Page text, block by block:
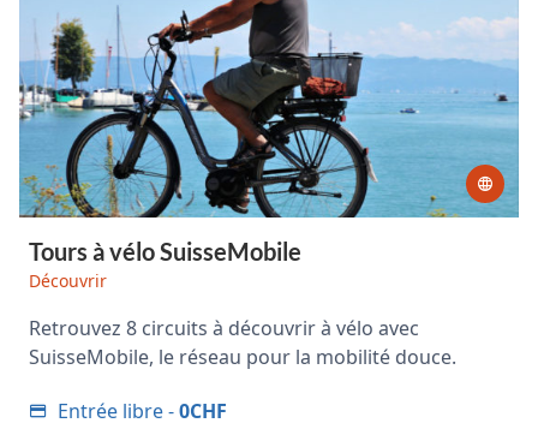
Tours à vélo SuisseMobile
Découvrir
Retrouvez 8 circuits à découvrir à vélo avec
SuisseMobile, le réseau pour la mobilité douce.
Entrée libre -0CHF